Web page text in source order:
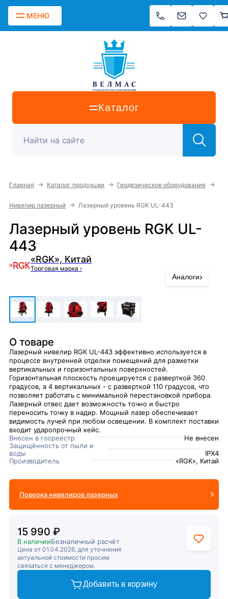
МЕНЮ
Каталог
Главная → Каталог продукции → Геодезическое оборудование →
Нивелир лазерный → Лазерный уровень RGK UL-443
Лазерный уровень RGK UL-
443
«RGK», Китай
Торговая марка ›
Аналоги›
О товаре
Лазерный нивелир RGK UL-443 эффективно используется в
процессе внутренней отделки помещений для разметки
вертикальных и горизонтальных поверхностей.
Горизонтальная плоскость проецируется с разверткой 360
градусов, а 4 вертикальных - с разверткой 110 градусов, что
позволяет работать с минимальной перестановкой прибора.
Лазерный отвес дает возможность точно и быстро
переносить точку в надир. Мощный лазер обеспечивает
видимость лучей при любом освещении. В комплект поставки
входит ударопрочный кейс.
Внесен в госреестр
Не внесен
Защищённость от пыли и
воды
IPX4
Производитель
«RGK», Китай
Поверка нивелиров лазерных
15 990 ₽
В наличииБезналичный расчёт
Цена от 01.04.2026, для уточнения
актуальной стоимости просим
связаться с менеджером.
Добавить в корзину